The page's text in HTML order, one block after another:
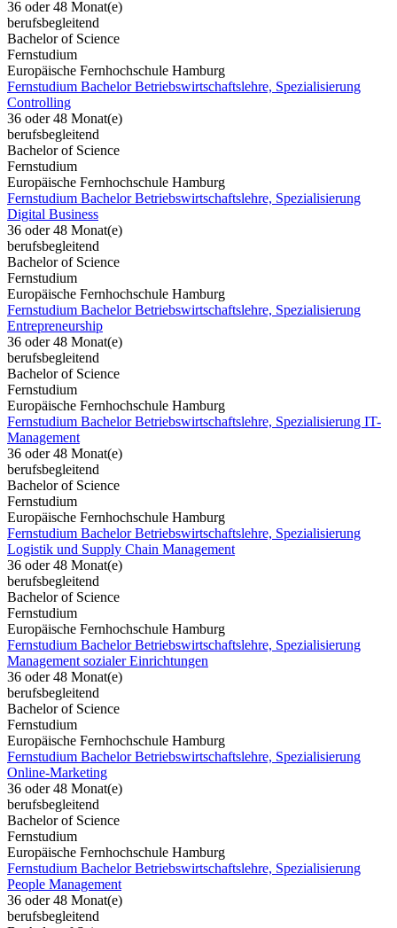
36 oder 48 Monat(e)
berufsbegleitend
Bachelor of Science
Fernstudium
Europäische Fernhochschule Hamburg
Fernstudium Bachelor Betriebswirtschaftslehre, Spezialisierung
Controlling
36 oder 48 Monat(e)
berufsbegleitend
Bachelor of Science
Fernstudium
Europäische Fernhochschule Hamburg
Fernstudium Bachelor Betriebswirtschaftslehre, Spezialisierung
Digital Business
36 oder 48 Monat(e)
berufsbegleitend
Bachelor of Science
Fernstudium
Europäische Fernhochschule Hamburg
Fernstudium Bachelor Betriebswirtschaftslehre, Spezialisierung
Entrepreneurship
36 oder 48 Monat(e)
berufsbegleitend
Bachelor of Science
Fernstudium
Europäische Fernhochschule Hamburg
Fernstudium Bachelor Betriebswirtschaftslehre, Spezialisierung IT-
Management
36 oder 48 Monat(e)
berufsbegleitend
Bachelor of Science
Fernstudium
Europäische Fernhochschule Hamburg
Fernstudium Bachelor Betriebswirtschaftslehre, Spezialisierung
Logistik und Supply Chain Management
36 oder 48 Monat(e)
berufsbegleitend
Bachelor of Science
Fernstudium
Europäische Fernhochschule Hamburg
Fernstudium Bachelor Betriebswirtschaftslehre, Spezialisierung
Management sozialer Einrichtungen
36 oder 48 Monat(e)
berufsbegleitend
Bachelor of Science
Fernstudium
Europäische Fernhochschule Hamburg
Fernstudium Bachelor Betriebswirtschaftslehre, Spezialisierung
Online-Marketing
36 oder 48 Monat(e)
berufsbegleitend
Bachelor of Science
Fernstudium
Europäische Fernhochschule Hamburg
Fernstudium Bachelor Betriebswirtschaftslehre, Spezialisierung
People Management
36 oder 48 Monat(e)
berufsbegleitend